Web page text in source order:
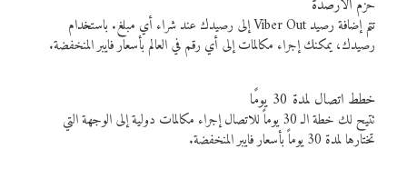
حزم الأرصدة
تتم إضافة رصيد Viber Out إلى رصيدك عند شراء أي مبلغ. باستخدام
رصيدك، يمكنك إجراء مكالمات إلى أي رقم في العالم بأسعار فايبر المنخفضة.
خطط اتصال لمدة 30 يومًا
تتيح لك خطة الـ 30 يوماً للاتصال إجراء مكالمات دولية إلى الوجهة التي
تختارها لمدة 30 يوماً بأسعار فايبر المنخفضة.